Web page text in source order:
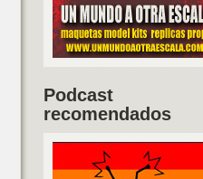
Podcast
recomendados